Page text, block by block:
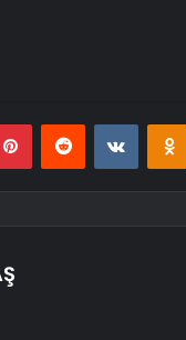
PinterestReddit